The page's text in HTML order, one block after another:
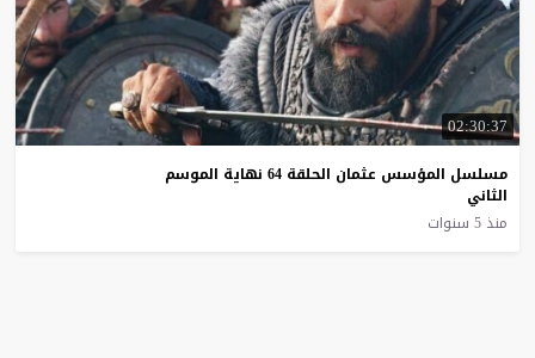
02:30:37
مسلسل المؤسس عثمان الحلقة 64 نهاية الموسم
الثاني
منذ 5 سنوات